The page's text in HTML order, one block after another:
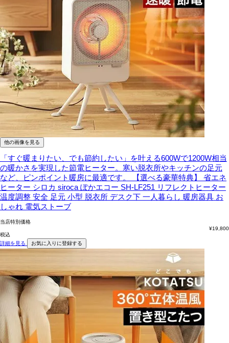
他の画像を見る
「すぐ暖まりたい、でも節約したい」を叶える600Wで1200W相当
の暖かさを実現した節電ヒーター。寒い脱衣所やキッチンの足元
など、ピンポイント暖房に最適です。
【選べる豪華特典】 省エネ
ヒーター シロカ siroca ぽかエコー SH-LF251 リフレクトヒーター
温度調整 安全 足元 小型 脱衣所 デスク下 一人暮らし 暖房器具 お
しゃれ 電気ストーブ
当店特別価格
¥19,800
税込
詳細を見る
お気に入りに登録する